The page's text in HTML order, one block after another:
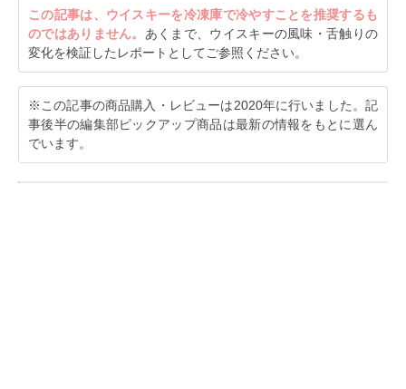
この記事は、ウイスキーを冷凍庫で冷やすことを推奨するも
のではありません。 あくまで、ウイスキーの風味・舌触りの
変化を検証したレポートとしてご参照ください。
※この記事の商品購入・レビューは2020年に行いました。記
事後半の編集部ピックアップ商品は最新の情報をもとに選ん
でいます。